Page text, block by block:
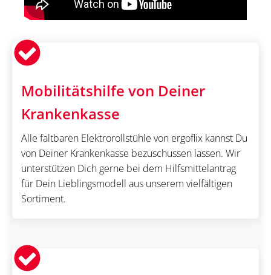
Mobilitätshilfe von Deiner
Krankenkasse
Alle faltbaren Elektrorollstühle von ergoflix kannst Du
von Deiner Krankenkasse bezuschussen lassen. Wir
unterstützen Dich gerne bei dem Hilfsmittelantrag
für Dein Lieblingsmodell aus unserem vielfältigen
Sortiment.